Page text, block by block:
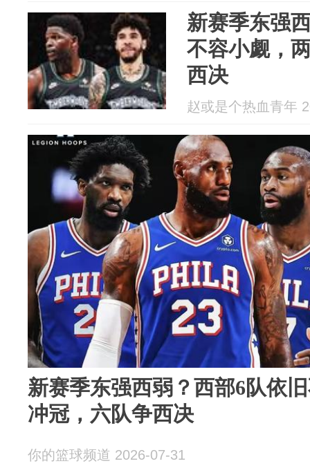
新赛季东强
不容小觑，
西决
赵或是个热血青年
新赛季东强西弱？西部6队依
冲冠，六队争西决
你的篮球频道 2026-07-31